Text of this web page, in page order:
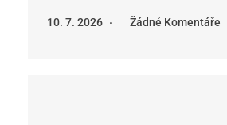
10. 7. 2026 Žádné Komentáře